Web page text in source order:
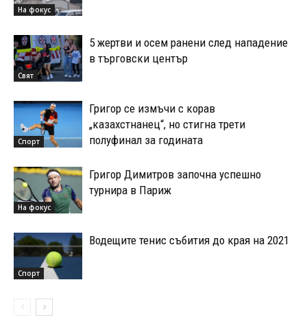
На фокус
Свят
5 жертви и осем ранени след нападение
в търговски център
Спорт
Григор се измъчи с корав
„казахстнанец“, но стигна трети
полуфинал за годината
На фокус
Григор Димитров започна успешно
турнира в Париж
Спорт
Водещите тенис събития до края на 2021